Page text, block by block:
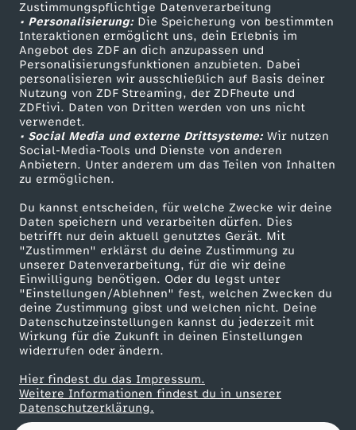
Zustimmungspflichtige Datenverarbeitung
• Personalisierung:Die Speicherung von bestimmten
Interaktionen ermöglicht uns, dein Erlebnis im
Angebot des ZDF an dich anzupassen und
Personalisierungsfunktionen anzubieten. Dabei
personalisieren wir ausschließlich auf Basis deiner
Nutzung von ZDF Streaming, der ZDFheute und
ZDFtivi. Daten von Dritten werden von uns nicht
verwendet.
• Social Media und externe Drittsysteme:Wir nutzen
Social-Media-Tools und Dienste von anderen
Anbietern. Unter anderem um das Teilen von Inhalten
zu ermöglichen.
Du kannst entscheiden, für welche Zwecke wir deine
Daten speichern und verarbeiten dürfen. Dies
betrifft nur dein aktuell genutztes Gerät. Mit
"Zustimmen" erklärst du deine Zustimmung zu
unserer Datenverarbeitung, für die wir deine
Einwilligung benötigen. Oder du legst unter
"Einstellungen/Ablehnen" fest, welchen Zwecken du
deine Zustimmung gibst und welchen nicht. Deine
Datenschutzeinstellungen kannst du jederzeit mit
Wirkung für die Zukunft in deinen Einstellungen
widerrufen oder ändern.
Hier findest du das Impressum.
Weitere Informationen findest du in unserer
Datenschutzerklärung.
Livestreams
Sendungen A-Z
TV-Programm
Zuschauerservice
Hilfe
ZDF Unternehmen
Karriere
ZDF goes Schule
Werbefernsehen
Mainzelmännchen
Partner